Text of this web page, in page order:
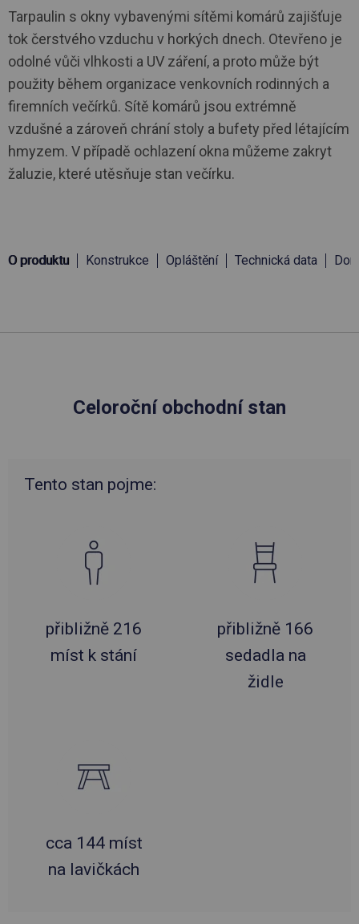
Tarpaulin s okny vybavenými sítěmi komárů zajišťuje
tok čerstvého vzduchu v horkých dnech. Otevřeno je
odolné vůči vlhkosti a UV záření, a proto může být
použity během organizace venkovních rodinných a
firemních večírků. Sítě komárů jsou extrémně
vzdušné a zároveň chrání stoly a bufety před létajícím
hmyzem. V případě ochlazení okna můžeme zakryt
žaluzie, které utěsňuje stan večírku.
O produktu Konstrukce Opláštění Technická data
Celoroční obchodní stan
Tento stan pojme:
přibližně 216
míst k stání
přibližně 166
sedadla na
židle
cca 144 míst
na lavičkách